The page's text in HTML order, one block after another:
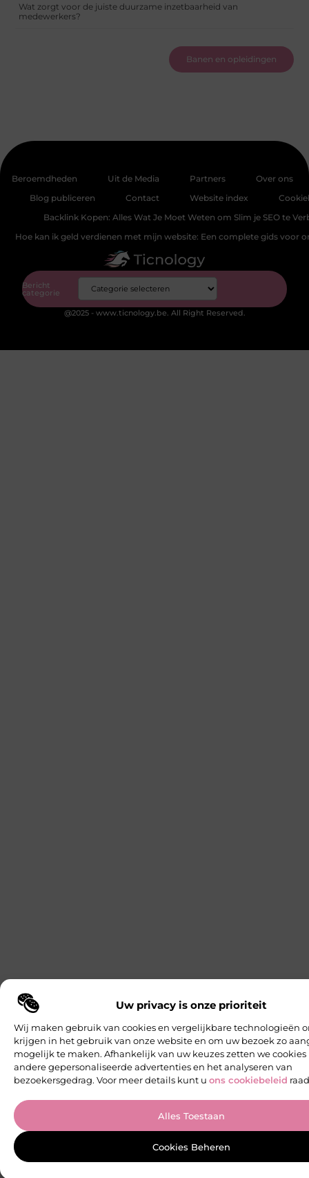
Uw privacy is onze prioriteit
Wij maken gebruik van cookies en vergelijkbare technologieën
krijgen in het gebruik van onze website en om uw bezoek zo
mogelijk te maken. Afhankelijk van uw keuzes zetten we cookies
andere gepersonaliseerde advertenties en het analyseren van
bezoekersgedrag. Voor meer details kunt u ons cookiebeleid
Alles Toestaan
Cookies Beheren
Wat zorgt voor de juiste duurzame inzetbaarheid van
medewerkers?
Banen en opleidingen
Beroemdheden Uit de Media Partners
Over ons
Blog publiceren
Contact Website index
Backlink Kopen: Alles Wat Je Moet Weten om Slim je SEO te
Hoe kan ik geld verdienen met mijn website: Een complete gids voor
Bericht
categorie
@2025 - www.ticnology.be. All Right Reserved.